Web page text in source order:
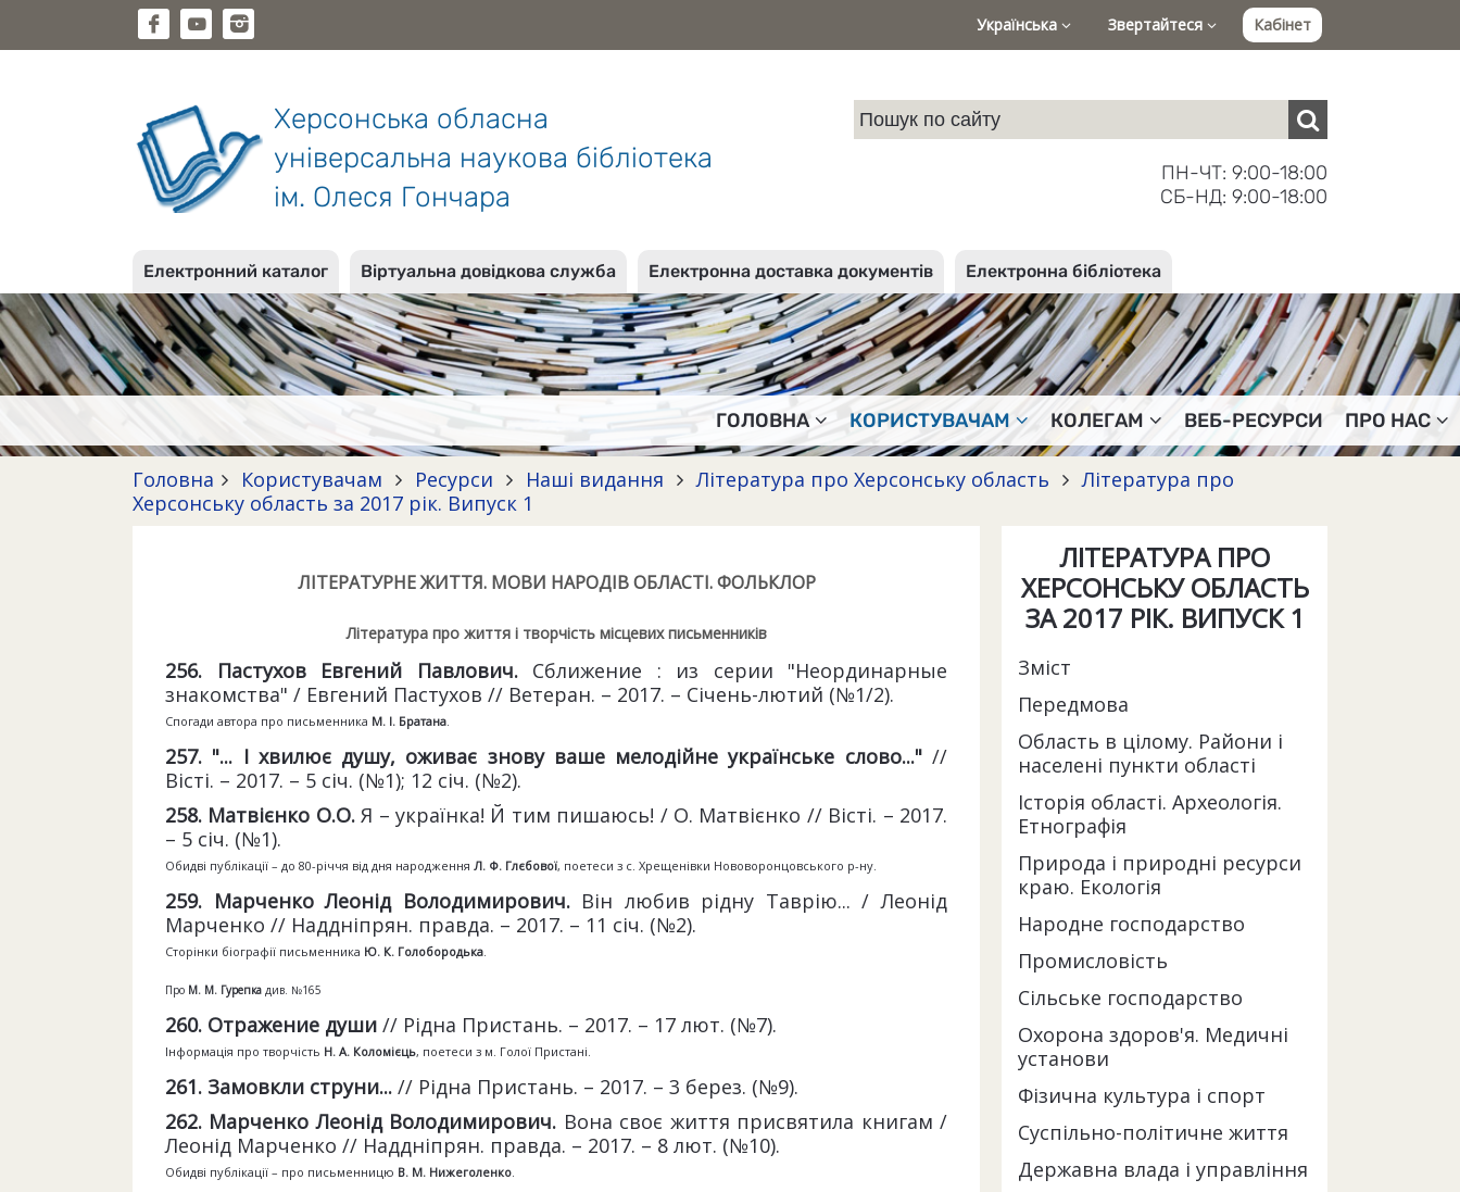
Українська Звертайтеся Кабінет
Херсонська обласна
універсальна наукова бібліотека
ім. Олеся Гончара
ПН-ЧТ: 9:00-18:00
СБ-НД: 9:00-18:00
Електронний каталог Віртуальна довідкова служба Електронна доставка документів Електронна бібліотека
ГОЛОВНА КОРИСТУВАЧАМ КОЛЕГАМ ВЕБ-РЕСУРСИ ПРО НАС
Головна Користувачам Ресурси Наші видання Література про Херсонську область
Література про
Херсонську область за 2017 рік. Випуск 1
ЛІТЕРАТУРНЕ ЖИТТЯ. МОВИ НАРОДІВ ОБЛАСТІ. ФОЛЬКЛОР
Література про життя і творчість місцевих письменників
256. Пастухов Евгений Павлович. Сближение : из серии "Неординарные
знакомства" / Евгений Пастухов // Ветеран. – 2017. – Січень-лютий (№1/2).
Спогади автора про письменника М. І. Братана.
257. "... І хвилює душу, оживає знову ваше мелодійне українське слово..."//
Вісті. – 2017. – 5 січ. (№1); 12 січ. (№2).
258. Матвієнко О.О.Я – українка! Й тим пишаюсь! / О. Матвієнко // Вісті. – 2017.
– 5 січ. (№1).
Обидві публікації – до 80-річчя від дня народження Л. Ф. Глєбової, поетеси з с. Хрещенівки Нововоронцовського р-ну.
259. Марченко Леонід Володимирович. Він любив рідну Таврію... / Леонід
Марченко // Наддніпрян. правда. – 2017. – 11 січ. (№2).
Сторінки біографії письменника Ю. К. Голобородька.
Про М. М. Гурепка див. №165
260. Отражение души // Рідна Пристань. – 2017. – 17 лют. (№7).
Інформація про творчість Н. А. Коломієць, поетеси з м. Голої Пристані.
261. Замовкли струни... // Рідна Пристань. – 2017. – 3 берез. (№9).
262. Марченко Леонід Володимирович. Вона своє життя присвятила книгам /
Леонід Марченко // Наддніпрян. правда. – 2017. – 8 лют. (№10).
Обидві публікації – про письменницю В. М. Нижеголенко.
ЛІТЕРАТУРА ПРО
ХЕРСОНСЬКУ ОБЛАСТЬ
ЗА 2017 РІК. ВИПУСК 1
Зміст
Передмова
Область в цілому. Райони і
населені пункти області
Історія області. Археологія.
Етнографія
Природа і природні ресурси
краю. Екологія
Народне господарство
Промисловість
Сільське господарство
Охорона здоров'я. Медичні
установи
Фізична культура і спорт
Суспільно-політичне життя
Державна влада і управління